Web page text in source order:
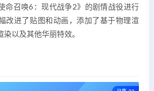
命召唤6：现代战争2》的剧情战役进行
改进了贴图和动画，添加了基于物理渲
以及其他华丽特效。